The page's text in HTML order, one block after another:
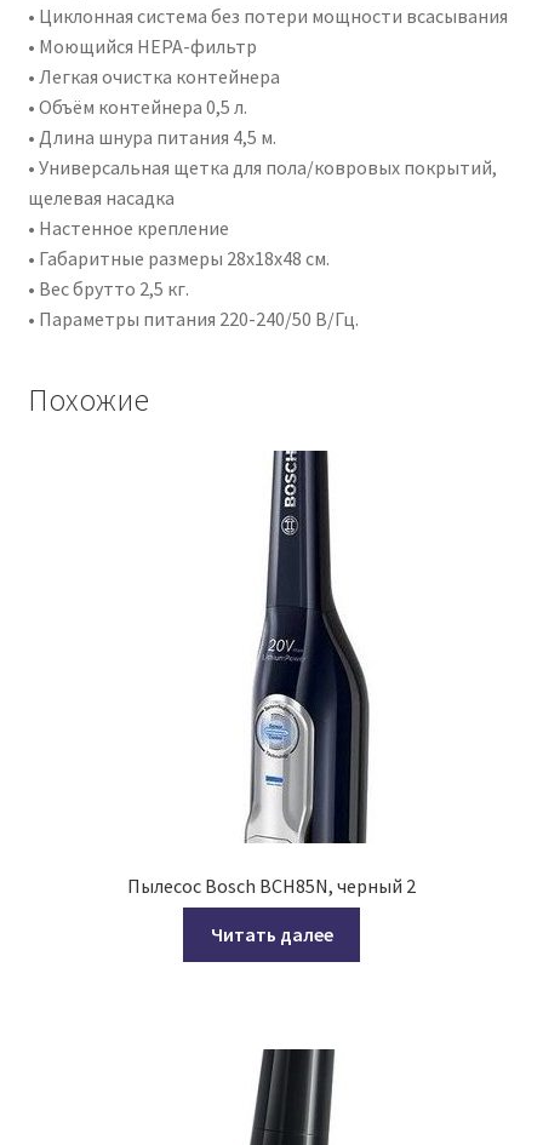
• Циклонная система без потери мощности всасывания
• Моющийся НЕРА-фильтр
• Легкая очистка контейнера
• Объём контейнера 0,5 л.
• Длина шнура питания 4,5 м.
• Универсальная щетка для пола/ковровых покрытий,
щелевая насадка
• Настенное крепление
• Габаритные размеры 28х18х48 см.
• Вес брутто 2,5 кг.
• Параметры питания 220-240/50 В/Гц.
Похожие
Пылесос Bosch BCH85N, черный 2
Читать далее